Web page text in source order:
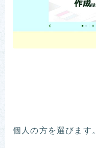
個人の方を選びます。